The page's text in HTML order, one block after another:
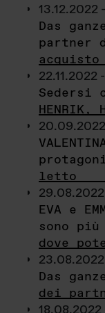
13.12.2022 -
Das
partner
acquisto
22.11.2022 -
Sedersi
HENRIK,
letto
EVA e
sono
dove
Das
dei
18.08.2022